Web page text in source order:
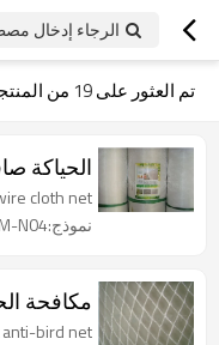
الرجاء إدخال
تم العثور على19 من
الحياكة
wire cloth net
نموذج:AM-N04
مكافحة
bird net